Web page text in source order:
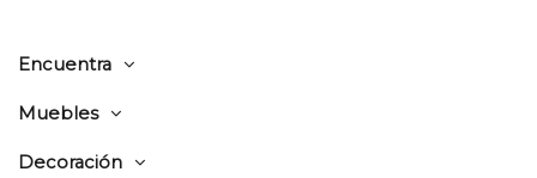
Encuentra
Muebles
Decoración